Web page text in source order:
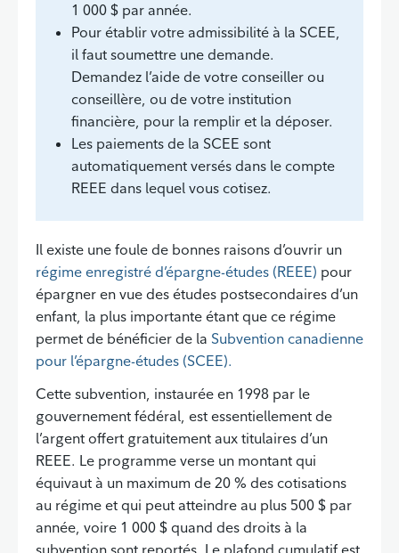
1 000 $ par année.
Pour établir votre admissibilité à la SCEE,
il faut soumettre une demande.
Demandez l’aide de votre conseiller ou
conseillère, ou de votre institution
financière, pour la remplir et la déposer.
Les paiements de la SCEE sont
automatiquement versés dans le compte
REEE dans lequel vous cotisez.
Il existe une foule de bonnes raisons d’ouvrir un
régime enregistré d’épargne-études (REEE) pour
épargner en vue des études postsecondaires d’un
enfant, la plus importante étant que ce régime
permet de bénéficier de la Subvention canadienne
pour l’épargne-études (SCEE).
Cette subvention, instaurée en 1998 par le
gouvernement fédéral, est essentiellement de
l’argent offert gratuitement aux titulaires d’un
REEE. Le programme verse un montant qui
équivaut à un maximum de 20 % des cotisations
au régime et qui peut atteindre au plus 500 $ par
année, voire 1 000 $ quand des droits à la